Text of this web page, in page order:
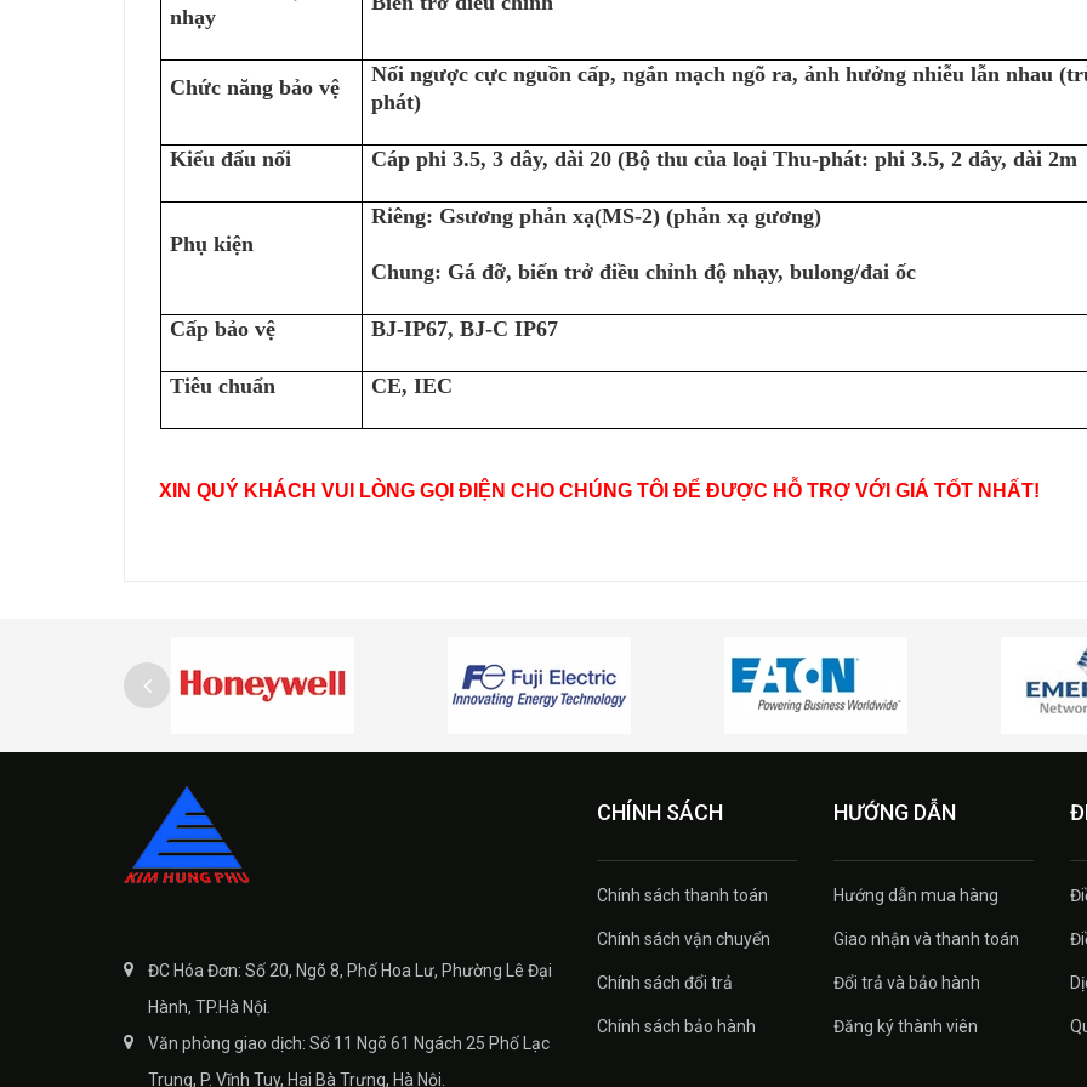
nhạy
Chức năng bảo vệ
Nối ngược cực nguồn cấp, ngắn mạch ngõ ra, ảnh hưởng nhiễu lẫn nhau
phát)
Kiểu đấu nối Cáp phi 3.5, 3 dây, dài 20 (Bộ thu của loại Thu-phát: phi 3.5, 2 dây, dài 2m
Phụ kiện
Riêng: Gsương phản xạ(MS-2) (phản xạ gương)
Chung: Gá đỡ, biến trở điều chỉnh độ nhạy, bulong/đai ốc
Cấp bảo vệ BJ-IP67, BJ-C IP67
Tiêu chuẩn CE, IEC
XIN QUÝ KHÁCH VUI LÒNG GỌI ĐIỆN CHO CHÚNG TÔI ĐỂ ĐƯỢC HỖ TRỢ VỚI GIÁ TỐT NHẤT!
ĐC Hóa Đơn: Số 20, Ngõ 8, Phố Hoa Lư, Phường Lê Đại
Hành, TP.Hà Nội.
Văn phòng giao dịch: Số 11 Ngõ 61 Ngách 25 Phố Lạc
Trung, P. Vĩnh Tuy, Hai Bà Trưng, Hà Nội.
CHÍNH SÁCH
Chính sách thanh toán
Chính sách vận chuyển
Chính sách đổi trả
Chính sách bảo hành
HƯỚNG DẪN
Hướng dẫn mua hàng
Giao nhận và thanh toán
Đổi trả và bảo hành
Đăng ký thành viên